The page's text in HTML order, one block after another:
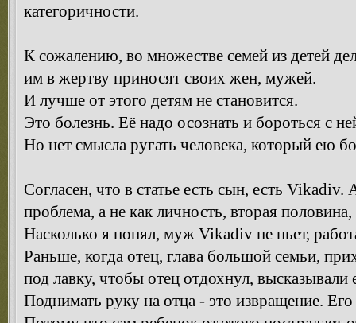
категоричности.
К сожалению, во множестве семей из детей
им в жертву приносят своих жен, мужей.
И лучше от этого детям не становится.
Это болезнь. Её надо осознать и бороться с
Но нет смысла ругать человека, который ею
Согласен, что в статье есть сын, есть
проблема, а не как личность, вторая половина,
Насколько я понял, муж Vikadiv не пьет,
Раньше, когда отец, глава большой семьи,
под лавку, чтобы отец отдохнул,
Поднимать руку на отца - это извращение. Его